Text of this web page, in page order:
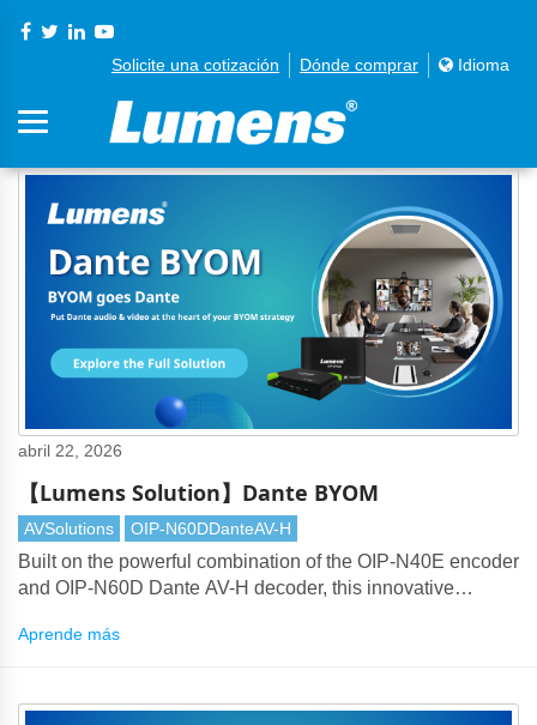
Solicite una cotización Dónde comprar Idioma
abril 22, 2026
【Lumens Solution】Dante BYOM
AVSolutions OIP-N60DDanteAV-H
Built on the powerful combination of the OIP-N40E encoder
and OIP-N60D Dante AV-H decoder, this innovative
challenges such as excessive cabling, complex device
Aprende más